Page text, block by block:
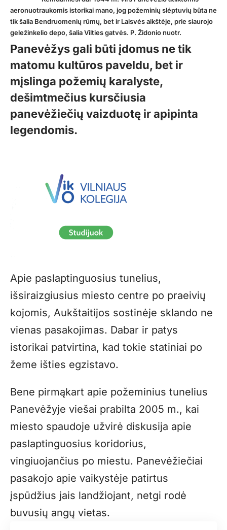
aeronuotraukomis istorikai mano, jog požeminių slėptuvių būta ne
tik šalia Bendruomenių rūmų, bet ir Laisvės aikštėje, prie siaurojo
geležinkelio depo, šalia Vilties gatvės. P. Židonio nuotr.
Panevėžys gali būti įdomus ne tik
matomu kultūros paveldu, bet ir
mįslinga požemių karalyste,
dešimtmečius kursčiusia
panevėžiečių vaizduotę ir apipinta
legendomis.
Apie paslaptinguosius tunelius,
išsiraizgiusius miesto centre po praeivių
kojomis, Aukštaitijos sostinėje sklando ne
vienas pasakojimas. Dabar ir patys
istorikai patvirtina, kad tokie statiniai po
žeme išties egzistavo.
Bene pirmąkart apie požeminius tunelius
Panevėžyje viešai prabilta 2005 m., kai
miesto spaudoje užvirė diskusija apie
paslaptinguosius koridorius,
vingiuojančius po miestu. Panevėžiečiai
pasakojo apie vaikystėje patirtus
įspūdžius jais landžiojant, netgi rodė
buvusių angų vietas.